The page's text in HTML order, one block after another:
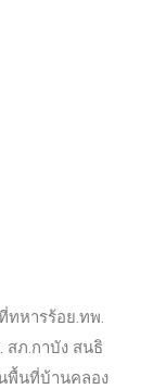
ทหารร้อย.ทพ.
สภ.กาบัง สนธิ
พื้นที่บ้านคลอง